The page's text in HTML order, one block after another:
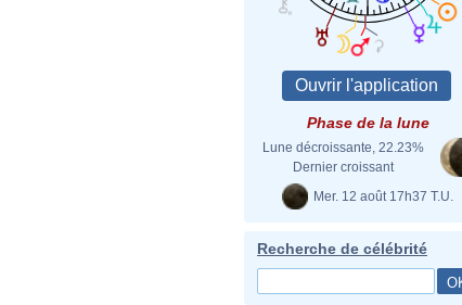
Phase de la lune
Lune décroissante, 22.23%
Dernier croissant
Mer. 12 août 17h37 T.U.
Recherche de célébrité